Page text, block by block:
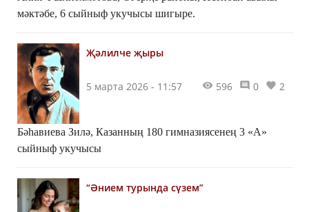
мәктәбе, 6 сыйныф укучысы шигыре.
Җәлилче җыры
5 марта 2026 - 11:57 596 0 2
Бәһавиева Зилә, Казанның 180 гимназиясенең 3 «А»
сыйныф укучысы
“Әнием турында сүзем”